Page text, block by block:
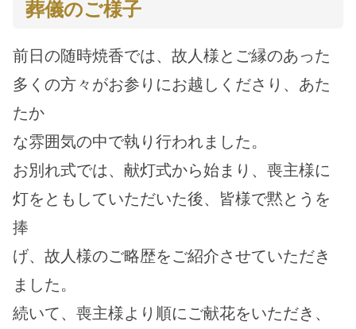
葬儀のご様子
前日の随時焼香では、故人様とご縁のあった
多くの方々がお参りにお越しくださり、あた
たか
な雰囲気の中で執り行われました。
お別れ式では、献灯式から始まり、喪主様に
灯をともしていただいた後、皆様で黙とうを
捧
げ、故人様のご略歴をご紹介させていただき
ました。
続いて、喪主様より順にご献花をいただき、